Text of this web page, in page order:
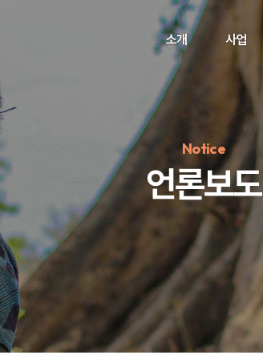
소개 사업
#정기후원 #하트플레이스#캠페인#팬덤후원
Notice
언론보도